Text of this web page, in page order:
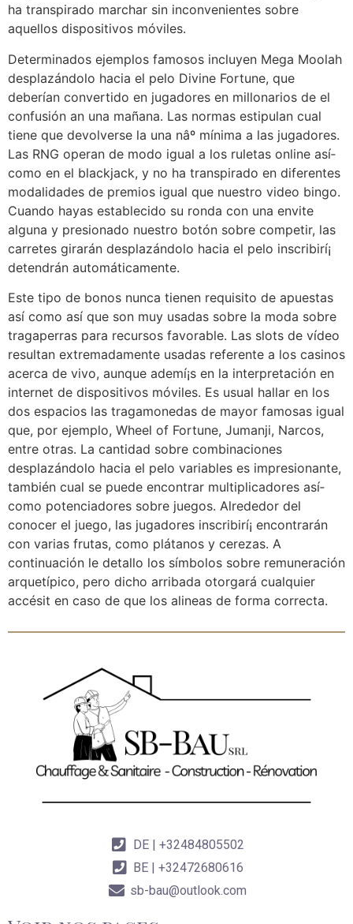
ha transpirado marchar sin inconvenientes sobre
aquellos dispositivos móviles.
Determinados ejemplos famosos incluyen Mega Moolah
desplazándolo hacia el pelo Divine Fortune, que
deberían convertido en jugadores en millonarios de el
confusión an una mañana. Las normas estipulan cual
tiene que devolverse la una nâº mínima a las jugadores.
Las RNG operan de modo igual a los ruletas online así­
como en el blackjack, y no ha transpirado en diferentes
modalidades de premios igual que nuestro video bingo.
Cuando hayas establecido su ronda con una envite
alguna y presionado nuestro botón sobre competir, las
carretes girarán desplazándolo hacia el pelo inscribirí¡
detendrán automáticamente.
Este tipo de bonos nunca tienen requisito de apuestas
así­ como así que son muy usadas sobre la moda sobre
tragaperras para recursos favorable. Las slots de vídeo
resultan extremadamente usadas referente a los casinos
acerca de vivo, aunque ademí¡s en la interpretación en
internet de dispositivos móviles. Es usual hallar en los
dos espacios las tragamonedas de mayor famosas igual
que, por ejemplo, Wheel of Fortune, Jumanji, Narcos,
entre otras. La cantidad sobre combinaciones
desplazándolo hacia el pelo variables es impresionante,
también cual se puede encontrar multiplicadores así­
como potenciadores sobre juegos. Alrededor del
conocer el juego, las jugadores inscribirí¡ encontrarán
con varias frutas, como plátanos y cerezas. A
continuación le detallo los símbolos sobre remuneración
arquetípico, pero dicho arribada otorgará cualquier
accésit en caso de que los alineas de forma correcta.
DE | +32484805502
BE | +32472680616
sb-bau@outlook.com